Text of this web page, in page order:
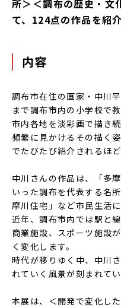
所＞＜調布の歴史・文
て、124点の作品を紹介
内容
調布市在住の画家・中川
まで調布市内の小学校で
市内各地を淡彩画で描き続
頻繁に見かけるその描く
でたびたび紹介されるほど
中川さんの作品は、「多
いった調布を代表する名
摩川住宅」など市民生活
近年、調布市内では駅と
商業施設、スポーツ施設
く変化します。
時代が移りゆく中、中川
れていく風景が刻まれてい
本展は、＜開発で変化し